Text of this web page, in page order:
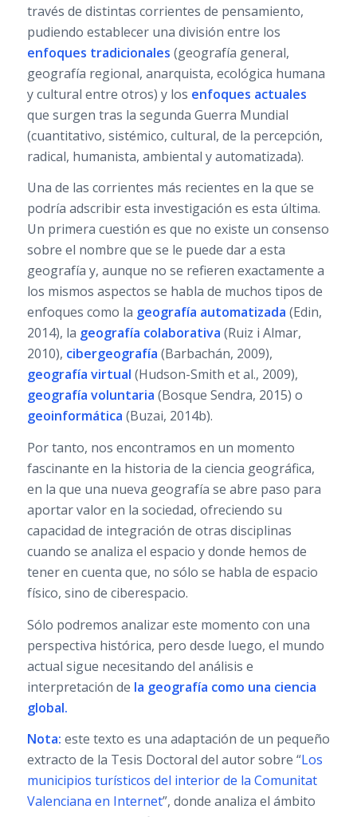
través de distintas corrientes de pensamiento,
pudiendo establecer una división entre los
enfoques tradicionales (geografía general,
geografía regional, anarquista, ecológica humana
y cultural entre otros) y los enfoques actuales
que surgen tras la segunda Guerra Mundial
(cuantitativo, sistémico, cultural, de la percepción,
radical, humanista, ambiental y automatizada).
Una de las corrientes más recientes en la que se
podría adscribir esta investigación es esta última.
Un primera cuestión es que no existe un consenso
sobre el nombre que se le puede dar a esta
geografía y, aunque no se refieren exactamente a
los mismos aspectos se habla de muchos tipos de
enfoques como la geografía automatizada (Edin,
2014), la geografía colaborativa (Ruiz i Almar,
2010), cibergeografía (Barbachán, 2009),
geografía virtual (Hudson-Smith et al., 2009),
geografía voluntaria (Bosque Sendra, 2015) o
geoinformática (Buzai, 2014b).
Por tanto, nos encontramos en un momento
fascinante en la historia de la ciencia geográfica,
en la que una nueva geografía se abre paso para
aportar valor en la sociedad, ofreciendo su
capacidad de integración de otras disciplinas
cuando se analiza el espacio y donde hemos de
tener en cuenta que, no sólo se habla de espacio
físico, sino de ciberespacio.
Sólo podremos analizar este momento con una
perspectiva histórica, pero desde luego, el mundo
actual sigue necesitando del análisis e
interpretación de la geografía como una ciencia
global.
Nota: este texto es una adaptación de un pequeño
extracto de la Tesis Doctoral del autor sobre “Los
municipios turísticos del interior de la Comunitat
Valenciana en Internet”, donde analiza el ámbito